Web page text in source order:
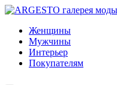
Женщины
Мужчины
Интерьер
Покупателям